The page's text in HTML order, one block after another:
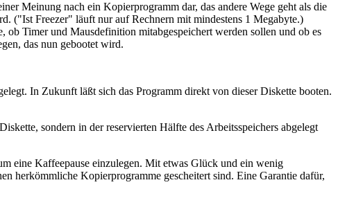
Meinung nach ein Kopierprogramm dar, das andere Wege geht als die
("Ist Freezer" läuft nur auf Rechnern mit mindestens 1 Megabyte.)
ob Timer und Mausdefinition mitabgespeichert werden sollen und ob es
das nun gebootet wird.
In Zukunft läßt sich das Programm direkt von dieser Diskette booten.
sondern in der reservierten Hälfte des Arbeitsspeichers abgelegt
eine Kaffeepause einzulegen. Mit etwas Glück und ein wenig
herkömmliche Kopierprogramme gescheitert sind. Eine Garantie dafür,